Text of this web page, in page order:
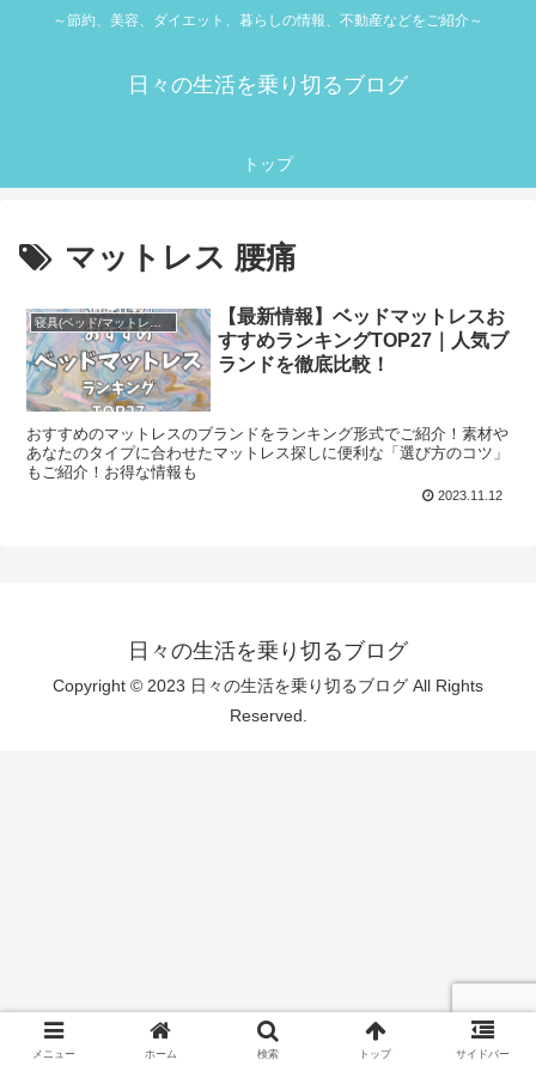
～節約、美容、ダイエット、暮らしの情報、不動産などをご紹介～
日々の生活を乗り切るブログ
トップ
マットレス 腰痛
【最新情報】ベッドマットレスお
すすめランキングTOP27｜人気ブ
ランドを徹底比較！
おすすめのマットレスのブランドをランキング形式でご紹介！素材や
あなたのタイプに合わせたマットレス探しに便利な「選び方のコツ」
もご紹介！お得な情報も
2023.11.12
日々の生活を乗り切るブログ
Copyright © 2023 日々の生活を乗り切るブログ All Rights
Reserved.
メニュー ホーム 検索 トップ サイドバー